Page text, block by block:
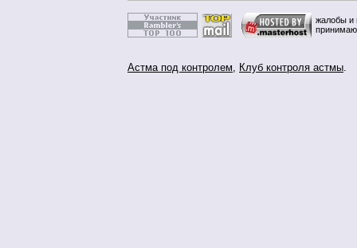
жалобы и
Астма под контролем, Клуб контроля астмы.